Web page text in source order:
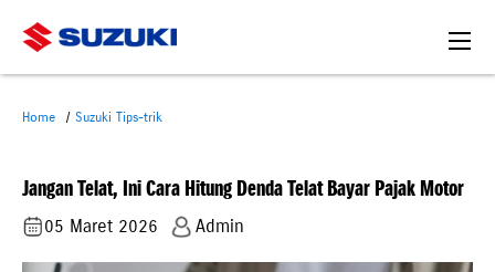
Home Suzuki Tips-trik
Jangan Telat, Ini Cara Hitung Denda Telat Bayar Pajak Motor
05 Maret 2026 Admin